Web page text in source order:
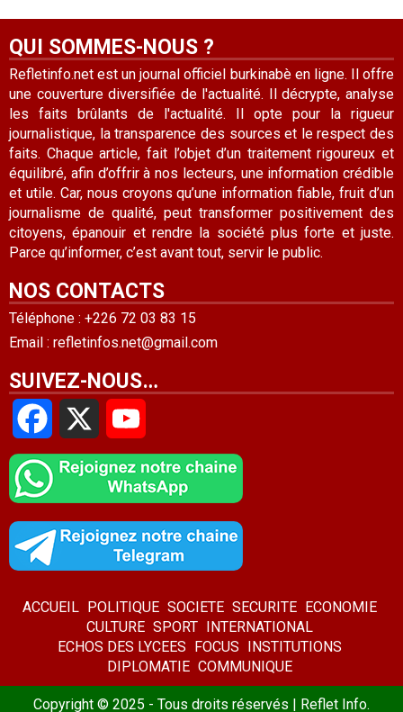
QUI SOMMES-NOUS ?
Refletinfo.net est un journal officiel burkinabè en ligne. Il offre
une couverture diversifiée de l'actualité. Il décrypte, analyse
les faits brûlants de l'actualité. Il opte pour la rigueur
journalistique, la transparence des sources et le respect des
faits. Chaque article, fait l’objet d’un traitement rigoureux et
équilibré, afin d’offrir à nos lecteurs, une information crédible
et utile. Car, nous croyons qu’une information fiable, fruit d’un
journalisme de qualité, peut transformer positivement des
citoyens, épanouir et rendre la société plus forte et juste.
Parce qu’informer, c’est avant tout, servir le public.
NOS CONTACTS
Téléphone : +226 72 03 83 15
Email : refletinfos.net@gmail.com
SUIVEZ-NOUS…
Facebook
ACCUEIL POLITIQUE SOCIETE SECURITE ECONOMIE
CULTURE SPORT INTERNATIONAL
ECHOS DES LYCEES FOCUS INSTITUTIONS
DIPLOMATIE COMMUNIQUE
Copyright © 2025 - Tous droits réservés | Reflet Info.